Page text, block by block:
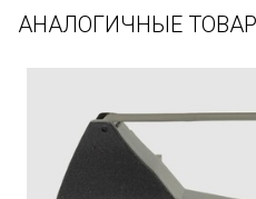
АНАЛОГИЧНЫЕ